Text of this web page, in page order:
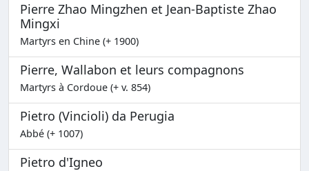
Pierre Zhao Mingzhen et Jean-Baptiste Zhao
Mingxi
Martyrs en Chine (+ 1900)
Pierre, Wallabon et leurs compagnons
Martyrs à Cordoue (+ v. 854)
Pietro (Vincioli) da Perugia
Abbé (+ 1007)
Pietro d'Igneo